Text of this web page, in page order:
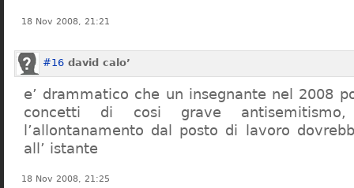
18 Nov 2008, 21:21
#16 david calo’
e’ drammatico che un insegnante nel 2008
concetti di cosi grave
l’allontanamento dal posto di lavoro
all’ istante
18 Nov 2008, 21:25